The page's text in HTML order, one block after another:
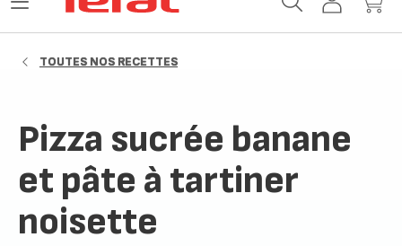
MonMon
Ouvrir
TOUTES NOS RECETTES
Pizza sucrée banane
et pâte à tartiner
noisette